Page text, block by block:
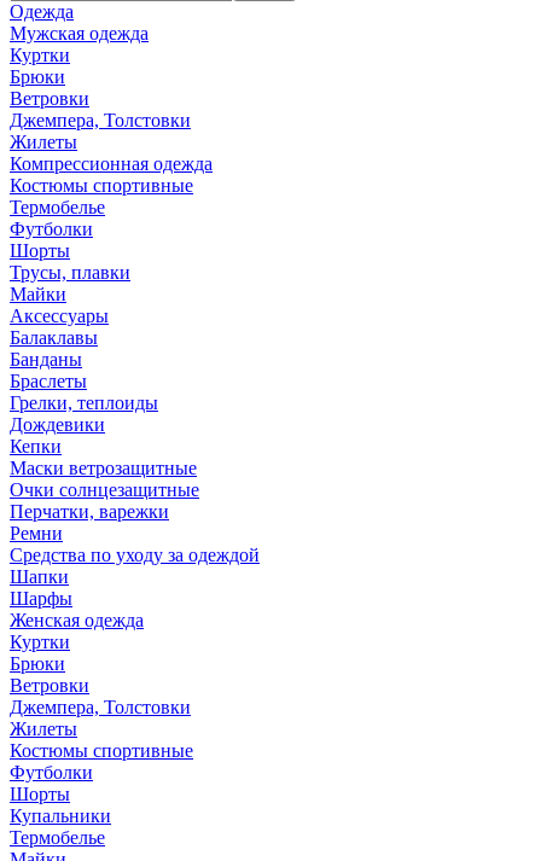
Одежда
Мужская одежда
Куртки
Брюки
Ветровки
Джемпера, Толстовки
Жилеты
Компрессионная одежда
Костюмы спортивные
Термобелье
Футболки
Шорты
Трусы, плавки
Майки
Аксессуары
Балаклавы
Банданы
Браслеты
Грелки, теплоиды
Дождевики
Кепки
Маски ветрозащитные
Очки солнцезащитные
Перчатки, варежки
Ремни
Средства по уходу за одеждой
Шапки
Шарфы
Женская одежда
Куртки
Брюки
Ветровки
Джемпера, Толстовки
Жилеты
Костюмы спортивные
Футболки
Шорты
Купальники
Термобелье